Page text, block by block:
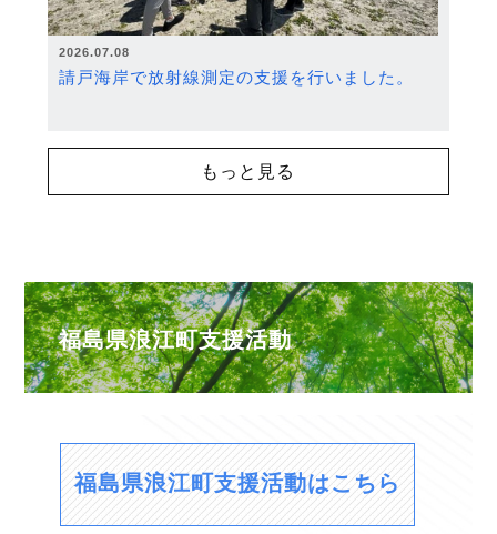
2026.07.08
請戸海岸で放射線測定の支援を行いました。
もっと見る
福島県浪江町支援活動
福島県浪江町支援活動はこちら